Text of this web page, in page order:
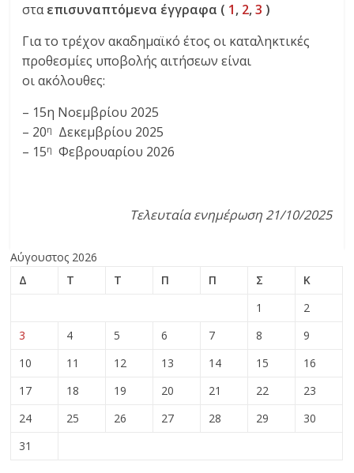
σταεπισυναπτόμενα έγγραφα ( 1, 2,3 )
Για το τρέχον ακαδημαϊκό έτος οι καταληκτικές
προθεσμίες υποβολής αιτήσεων είναι
οι ακόλουθες:
– 15η Νοεμβρίου 2025
– 20η
Δεκεμβρίου 2025
– 15η Φεβρουαρίου 2026
Τελευταία ενημέρωση 21/10/2025
Αύγουστος 2026
Δ
Τ Τ Π Π Σ
Κ
1
2
3
4 5 6 7 8
9
10
11 12 13 14 15
16
17
18 19 20 21 22
23
24
25 26 27 28 29
30
31